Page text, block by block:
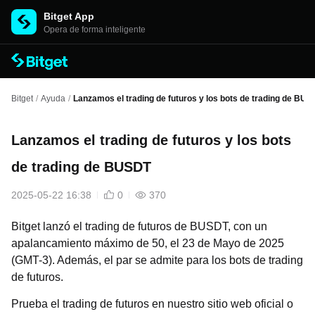
Bitget App
Opera de forma inteligente
Bitget / Ayuda / Lanzamos el trading de futuros y los bots de trading de
Lanzamos el trading de futuros y los bots
de trading de BUSDT
2025-05-22 16:38 0 370
Bitget lanzó el trading de futuros de BUSDT, con un
apalancamiento máximo de 50, el 23 de Mayo de 2025
(GMT-3). Además, el par se admite para los bots de trading
de futuros.
Prueba el trading de futuros en nuestro sitio web oficial o